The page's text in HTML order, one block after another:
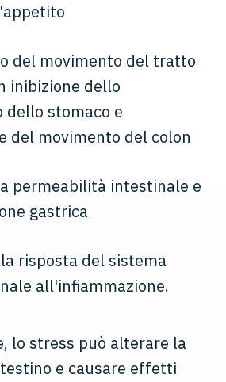
del movimento del tratto
inibizione dello
dello stomaco e
del movimento del colon
permeabilità intestinale e
gastrica
risposta del sistema
all'infiammazione.
lo stress può alterare la
e causare effetti